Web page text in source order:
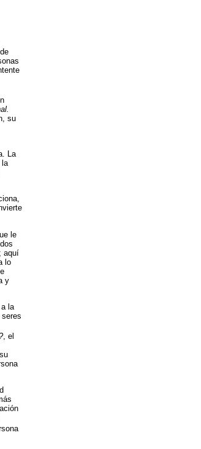
su
La
la
le
aquí
lo
y
la
, el